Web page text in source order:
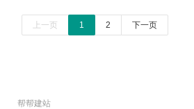
上一页 1 2 下一页
帮帮建站